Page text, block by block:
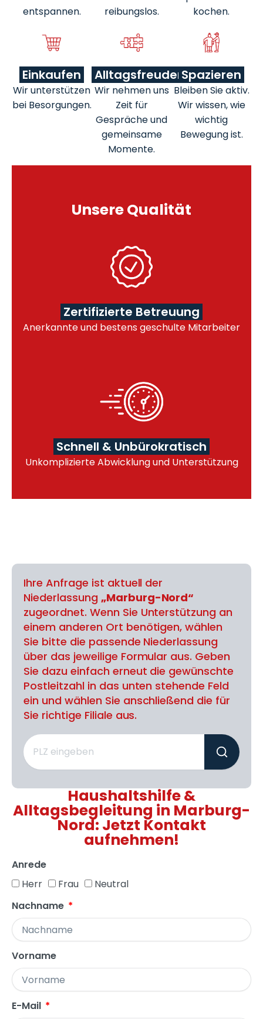
entspannen.
reibungslos.
kochen.
Einkaufen
Wir unterstützen
bei Besorgungen.
Alltagsfreuden
Wir nehmen uns
Zeit für
Gespräche und
gemeinsame
Momente.
Spazieren
Bleiben Sie aktiv.
Wir wissen, wie
wichtig
Bewegung ist.
Unsere Qualität
Zertifizierte Betreuung
Anerkannte und bestens geschulte Mitarbeiter
Schnell & Unbürokratisch
Unkomplizierte Abwicklung und Unterstützung
Ihre Anfrage ist aktuell der
Niederlassung „Marburg-Nord“
zugeordnet. Wenn Sie Unterstützung an
einem anderen Ort benötigen, wählen
Sie bitte die passende Niederlassung
über das jeweilige Formular aus. Geben
Sie dazu einfach erneut die gewünschte
Postleitzahl in das unten stehende Feld
ein und wählen Sie anschließend die für
Sie richtige Filiale aus.
Haushaltshilfe &
Alltagsbegleitung in Marburg-
Nord: Jetzt Kontakt
aufnehmen!
Anrede
Herr
Frau
Neutral
Nachname
Vorname
E-Mail